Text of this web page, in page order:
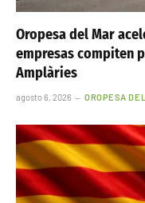
Oropesa del Mar
empresas compiten
Amplàries
agosto 6, 2026 OROPESA